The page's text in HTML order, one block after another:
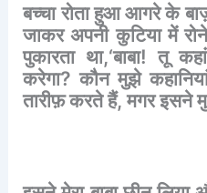
बच्चा रोता हुआ आगरे के
जाकर अपनी कुटिया में
पुकारता था,‘बाबा!तू कहां
करेगा?कौन मुझे
तारीफ़करतेहैं,मगरइसने